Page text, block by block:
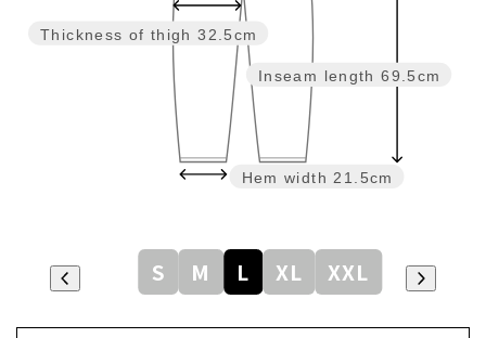
Inseam length 69.5cm
Hem width 21.5cm
Thickness of thigh 32.5cm
S M L XL XXL